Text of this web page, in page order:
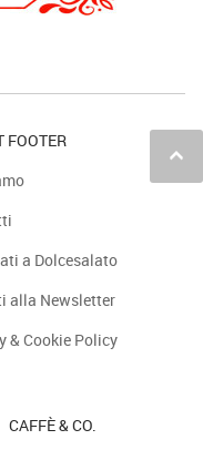
keyboard_arrow_up
FOOTER
a Dolcesalato
alla Newsletter
& Cookie Policy
CAFFÈ & CO.